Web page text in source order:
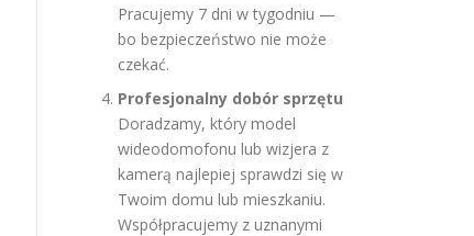
Pracujemy 7 dni w tygodniu —
bo bezpieczeństwo nie może
czekać.
Profesjonalny dobór sprzętu
Doradzamy, który model
wideodomofonu lub wizjera z
kamerą najlepiej sprawdzi się w
Twoim domu lub mieszkaniu.
Współpracujemy z uznanymi